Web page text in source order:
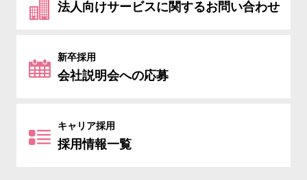
法人向けサービスに関するお問い合わせ
新卒採用
会社説明会への応募
キャリア採用
採用情報一覧